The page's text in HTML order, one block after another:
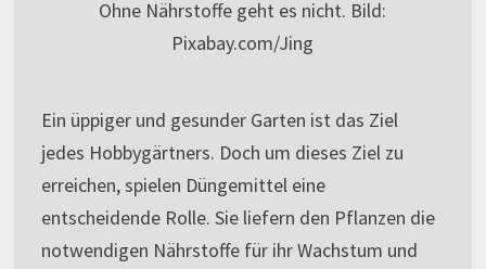
Ohne Nährstoffe geht es nicht. Bild:
Pixabay.com/Jing
Ein üppiger und gesunder Garten ist das Ziel
jedes Hobbygärtners. Doch um dieses Ziel zu
erreichen, spielen Düngemittel eine
entscheidende Rolle. Sie liefern den Pflanzen die
notwendigen Nährstoffe für ihr Wachstum und